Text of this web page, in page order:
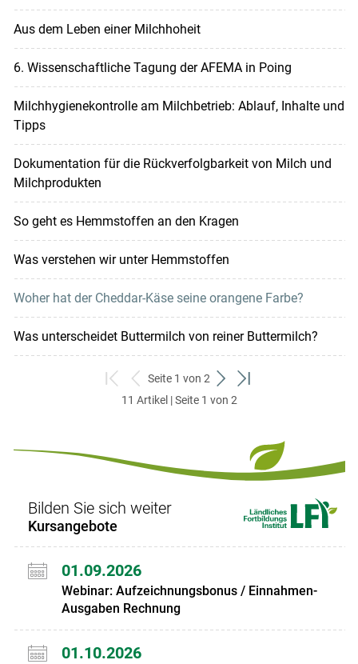
Aus dem Leben einer Milchhoheit
6. Wissenschaftliche Tagung der AFEMA in Poing
Milchhygienekontrolle am Milchbetrieb: Ablauf, Inhalte und
Tipps
Dokumentation für die Rückverfolgbarkeit von Milch und
Milchprodukten
So geht es Hemmstoffen an den Kragen
Was verstehen wir unter Hemmstoffen
Woher hat der Cheddar-Käse seine orangene Farbe?
Was unterscheidet Buttermilch von reiner Buttermilch?
zum
ersten
zurück
zum
Seite 1 von 2
weiter
zum
zum
11 Artikel | Seite 1 von 2
Bilden Sie sich weiter
Kursangebote
01.09.2026
Webinar: Aufzeichnungsbonus / Einnahmen-
Ausgaben Rechnung
01.10.2026